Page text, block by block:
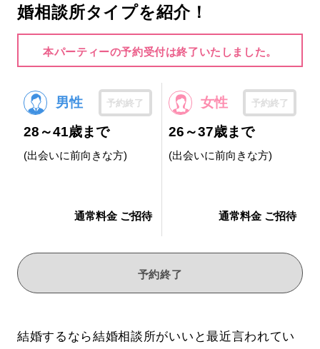
婚相談所タイプを紹介！
本パーティーの予約受付は終了いたしました。
男性 予約終了
28～41歳まで
(出会いに前向きな方)
通常料金 ご招待
女性 予約終了
26～37歳まで
(出会いに前向きな方)
通常料金 ご招待
予約終了
結婚するなら結婚相談所がいいと最近言われてい